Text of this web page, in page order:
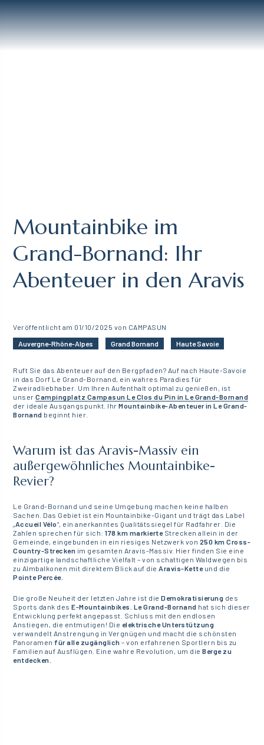
Mountainbike im
Grand-Bornand: Ihr
Abenteuer in den Aravis
Veröffentlicht am 01/10/2025 von CAMPASUN
Auvergne-Rhône-Alpes
Grand Bornand Haute Savoie
Ruft Sie das Abenteuer auf den Bergpfaden? Auf nach Haute-Savoie
in das Dorf Le Grand-Bornand, ein wahres Paradies für
Zweiradliebhaber. Um Ihren Aufenthalt optimal zu genießen, ist
unserCampingplatz Campasun Le Clos du Pin in Le Grand-Bornand
der ideale Ausgangspunkt. IhrMountainbike-Abenteuer in Le Grand-
Bornand beginnt hier.
Warum ist das Aravis-Massiv ein
außergewöhnliches Mountainbike-
Revier?
Le Grand-Bornand und seine Umgebung machen keine halben
Sachen. Das Gebiet ist ein Mountainbike-Gigant und trägt das Label
Accueil Vélo“, ein anerkanntes Qualitätssiegel für Radfahrer. Die
Zahlen sprechen für sich:178 km markierteStrecken allein in der
Gemeinde, eingebunden in ein riesiges Netzwerk von 250 km Cross-
Country-Strecken im gesamten Aravis-Massiv. Hier finden Sie eine
einzigartige landschaftliche Vielfalt – von schattigen Waldwegen bis
zu Almbalkonen mit direktem Blick auf die Aravis-Ketteund die
Pointe Percée.
Die große Neuheit der letzten Jahre ist dieDemokratisierung des
Sports dank desE-Mountainbikes. Le Grand-Bornand hat sich dieser
Entwicklung perfekt angepasst. Schluss mit den endlosen
Anstiegen, die entmutigen! Die elektrische Unterstützung
verwandelt Anstrengung in Vergnügen und macht die schönsten
Panoramen für alle zugänglich – von erfahrenen Sportlern bis zu
Familien auf Ausflügen. Eine wahre Revolution, um dieBerge zu
entdecken.